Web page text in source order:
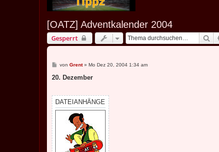
[OATZ] Adventkalender 2004
Gesperrt
B
i
g
von Grent» Mo Dez 20, 2004 1:34 am
20. Dezember
DATEIANHÄNGE